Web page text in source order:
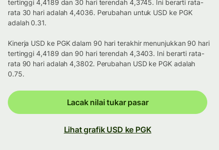
tertinggi 4,4189 dan 30 hari terendah 4,3745. Ini berarti rata-
rata 30 hari adalah 4,4036. Perubahan untuk USD ke PGK
adalah 0.31.
Kinerja USD ke PGK dalam 90 hari terakhir menunjukkan 90 hari
tertinggi 4,4189 dan 90 hari terendah 4,3403. Ini berarti rata-
rata 90 hari adalah 4,3802. Perubahan USD ke PGK adalah
0.75.
Lacak nilai tukar pasar
Lihat grafik USD ke PGK